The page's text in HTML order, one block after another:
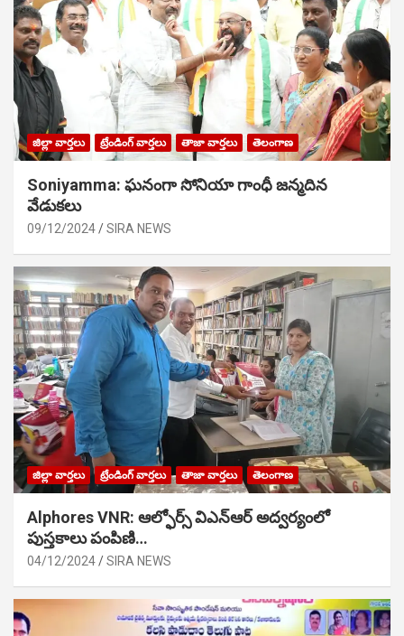
జిల్లా వార్తలు ట్రేండింగ్ వార్తలు తాజా వార్తలు తెలంగాణ
Soniyamma: ఘ‌నంగా సోనియా గాంధీ జ‌న్మ‌దిన
వేడుక‌లు
09/12/2024 SIRA NEWS
జిల్లా వార్తలు ట్రేండింగ్ వార్తలు తాజా వార్తలు తెలంగాణ
Alphores VNR: ఆల్ఫోర్స్ విఎన్ఆర్ అద్వర్యంలో
పుస్తకాలు పంపిణి…
04/12/2024 SIRA NEWS